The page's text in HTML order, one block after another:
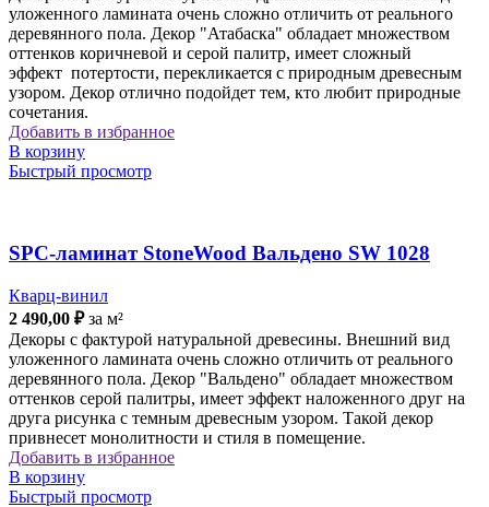
уложенного ламината очень сложно отличить от реального
деревянного пола. Декор "Атабаска" обладает множеством
оттенков коричневой и серой палитр, имеет сложный
эффект потертости, перекликается с природным древесным
узором. Декор отлично подойдет тем, кто любит природные
сочетания.
Добавить в избранное
В корзину
Быстрый просмотр
SPC-ламинат StoneWood Вальдено SW 1028
Кварц-винил
2 490,00 ₽за м²
Декоры с фактурой натуральной древесины. Внешний вид
уложенного ламината очень сложно отличить от реального
деревянного пола. Декор "Вальдено" обладает множеством
оттенков серой палитры, имеет эффект наложенного друг на
друга рисунка с темным древесным узором. Такой декор
привнесет монолитности и стиля в помещение.
Добавить в избранное
В корзину
Быстрый просмотр